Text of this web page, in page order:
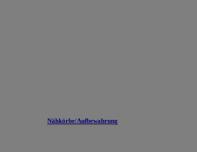
Nähkörbe/Aufbewahrung